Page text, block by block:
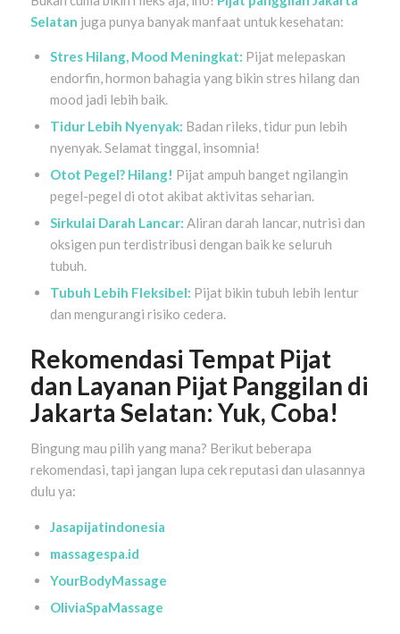
Selatan juga punya banyak manfaat untuk kesehatan:
Stres Hilang, Mood Meningkat: Pijat melepaskan
endorfin, hormon bahagia yang bikin stres hilang dan
mood jadi lebih baik.
Tidur Lebih Nyenyak: Badan rileks, tidur pun lebih
nyenyak. Selamat tinggal, insomnia!
Otot Pegel? Hilang! Pijat ampuh banget ngilangin
pegel-pegel di otot akibat aktivitas seharian.
Sirkulai Darah Lancar: Aliran darah lancar, nutrisi dan
oksigen pun terdistribusi dengan baik ke seluruh
tubuh.
Tubuh Lebih Fleksibel: Pijat bikin tubuh lebih lentur
dan mengurangi risiko cedera.
Rekomendasi Tempat Pijat
dan Layanan Pijat Panggilan di
Jakarta Selatan: Yuk, Coba!
Bingung mau pilih yang mana? Berikut beberapa
rekomendasi, tapi jangan lupa cek reputasi dan ulasannya
dulu ya:
Jasapijatindonesia
massagespa.id
YourBodyMassage
OliviaSpaMassage